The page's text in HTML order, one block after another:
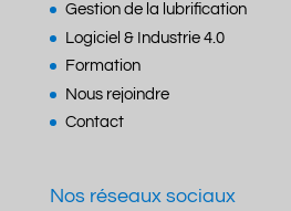
Gestion de la lubrification
Logiciel & Industrie 4.0
Formation
Nous rejoindre
Contact
Nos réseaux sociaux